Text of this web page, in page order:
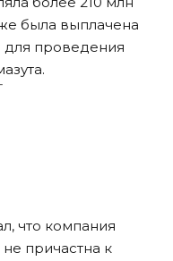
была выплачена
для проведения
, что компания
причастна к